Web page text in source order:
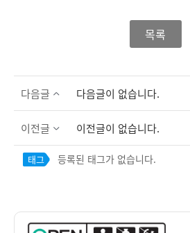
목록
다음글 다음글이 없습니다.
이전글 이전글이 없습니다.
태그 등록된 태그가 없습니다.